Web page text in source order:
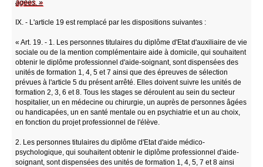
âgées. »
IX. - L'article 19 est remplacé par les dispositions suivantes :
« Art. 19. - 1. Les personnes titulaires du diplôme d'Etat d'auxiliaire de vie
sociale ou de la mention complémentaire aide à domicile, qui souhaitent
obtenir le diplôme professionnel d'aide-soignant, sont dispensées des
unités de formation 1, 4, 5 et 7 ainsi que des épreuves de sélection
prévues à l'article 5 du présent arrêté. Elles doivent suivre les unités de
formation 2, 3, 6 et 8. Tous les stages se déroulent au sein du secteur
hospitalier, un en médecine ou chirurgie, un auprès de personnes âgées
ou handicapées, un en santé mentale ou en psychiatrie et un au choix,
en fonction du projet professionnel de l'élève.
2. Les personnes titulaires du diplôme d'Etat d'aide médico-
psychologique, qui souhaitent obtenir le diplôme professionnel d'aide-
soignant, sont dispensées des unités de formation 1, 4, 5, 7 et 8 ainsi